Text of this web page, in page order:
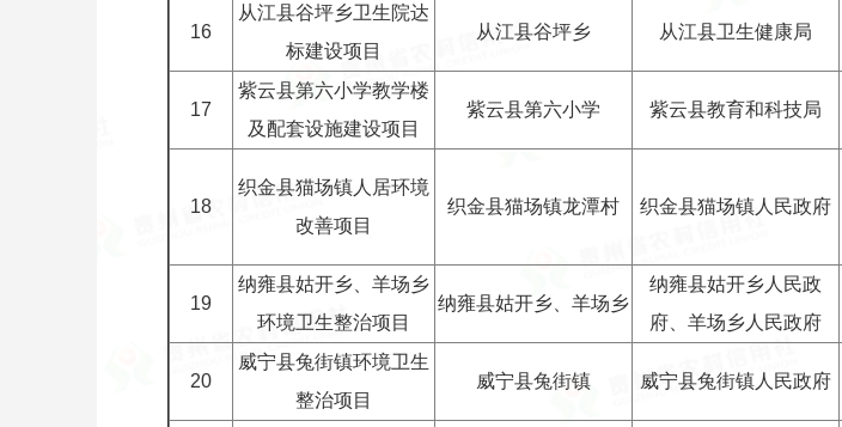
16
从江县谷坪乡卫生院达
标建设项目
从江县谷坪乡 从江县卫生健康局
17
紫云县第六小学教学楼
及配套设施建设项目
紫云县第六小学 紫云县教育和科技局
18
织金县猫场镇人居环境
改善项目
织金县猫场镇龙潭村 织金县猫场镇人民政府
19
纳雍县姑开乡、羊场乡
环境卫生整治项目
纳雍县姑开乡、羊场乡
纳雍县姑开乡人民政
府、羊场乡人民政府
20
威宁县兔街镇环境卫生
整治项目
威宁县兔街镇 威宁县兔街镇人民政府